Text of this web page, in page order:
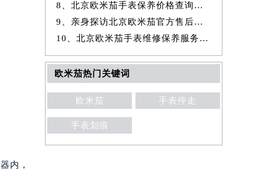
内，
8、北京欧米茄手表保养价格查询费用明细权威公示（2026年7月最新）
9、亲身探访北京欧米茄官方售后服务中心｜详细地址及服务电话（2026年7
10、北京欧米茄手表维修保养服务权威公示（2026年7月最新）
欧米茄热门关键词
欧米茄 手表停走
手表划痕